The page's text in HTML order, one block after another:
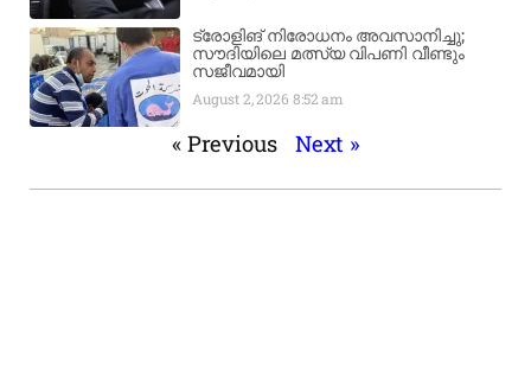
ട്രോളിങ് നിരോധനം അവസാനിച്ചു;
സൗദിയിലെ മത്സ്യ വിപണി വീണ്ടും
സജീവമായി
August 2, 2026 8:52 am
« Previous Next »